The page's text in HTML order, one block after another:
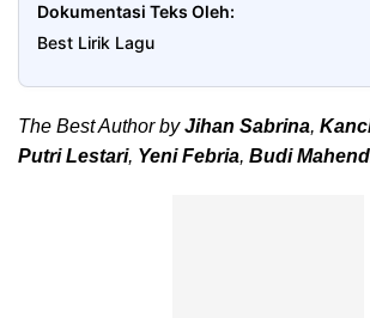
Dokumentasi Teks Oleh
Best Lirik Lagu
The Best Author byJihan Sabrina,
Putri Lestari, Yeni Febria, Budi